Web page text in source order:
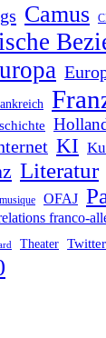
Camus
KI
Literatur
musique OFAJ
franco-
Theater Twitter